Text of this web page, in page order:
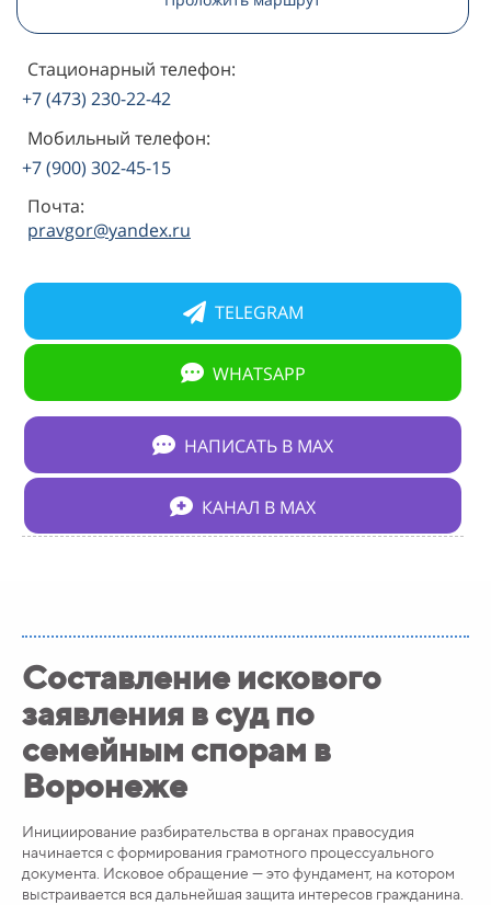
Стационарный телефон:
+7 (473) 230-22-42
Мобильный телефон:
+7 (900) 302-45-15
Почта:
pravgor@yandex.ru
TELEGRAM
WHATSAPP
НАПИСАТЬ В МАХ
КАНАЛ В МАХ
Составление искового
заявления в суд по
семейным спорам в
Воронеже
Инициирование разбирательства в органах правосудия
начинается с формирования грамотного процессуального
документа. Исковое обращение — это фундамент, на котором
выстраивается вся дальнейшая защита интересов гражданина.